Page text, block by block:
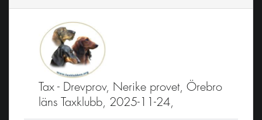
Tax - Drevprov, Nerike provet, Örebro
läns Taxklubb, 2025-11-24,